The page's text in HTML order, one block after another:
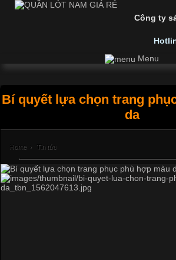
Công ty
Menu
Bí quyết lựa chọn trang
da
Home › Tin tức